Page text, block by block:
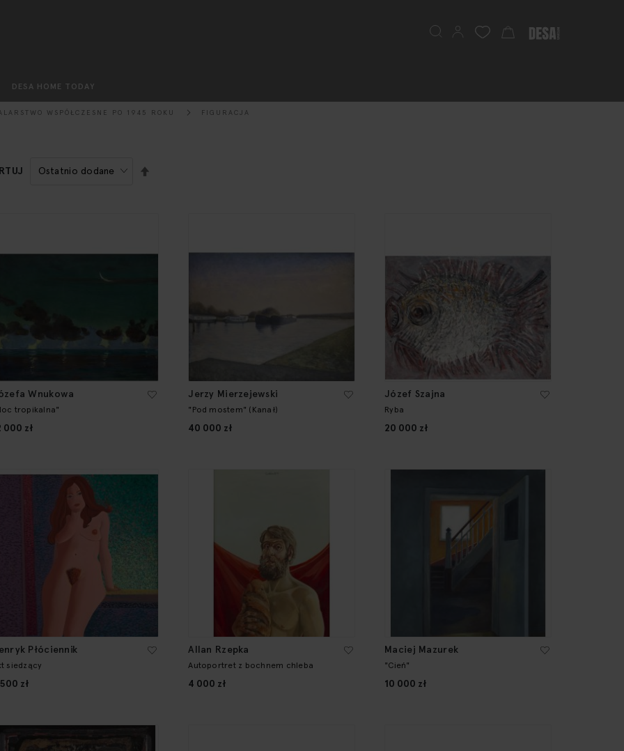
Mój koszyk
Szukaj
DESA HOME TODAY
WSPÓŁCZESNE PO 1945 ROKU FIGURACJA
Wnukowa
tropikalna"
000 zł
Jerzy Mierzejewski
"Pod mostem" (Kanał)
40 000 zł
Józef Szajna
Ryba
20 000 zł
Płóciennik
siedzący
zł
Allan Rzepka
Autoportret z bochnem chleba
4 000 zł
Maciej Mazurek
"Cień"
10 000 zł